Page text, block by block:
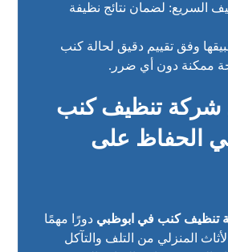
السريع: لضمان نتائج نظيفة
وفق تقييم دقيق لحالة كنب
ممكنة دون أي ضرر.
شركة تنظيف كنب
الحفاظ على
تنظيف كنب في ابوظبي دورًا مهمًا
المنزلي من التلف والتآكل